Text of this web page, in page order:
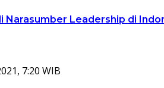
Narasumber Leadership di
7:20 WIB